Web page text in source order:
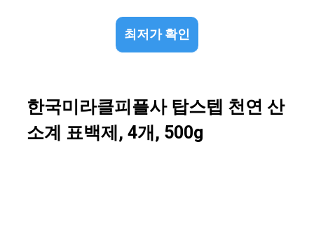
최저가 확인
한국미라클피플사 탑스텝 천연 산
소계 표백제, 4개, 500g